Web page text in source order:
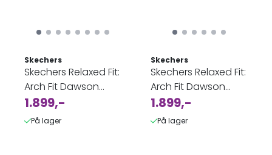
Skechers
Skechers Relaxed Fit:
Arch Fit Dawson
Svart Herre tursko
1.899,-
På lager
Skechers
Skechers Relaxed Fit:
Arch Fit Dawson
Brun Herre tursko
1.899,-
På lager